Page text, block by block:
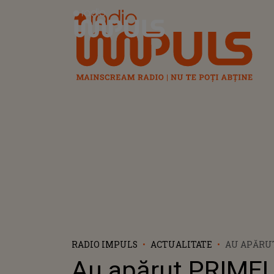
Radio Impuls
RADIO IMPULS ACTUALITATE
AU
FEMEIA A